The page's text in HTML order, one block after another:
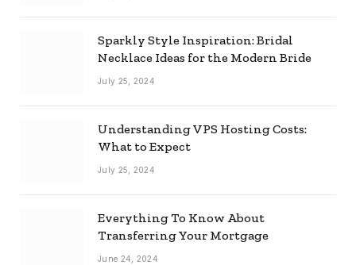
Sparkly Style Inspiration: Bridal
Necklace Ideas for the Modern Bride
July 25, 2024
Understanding VPS Hosting Costs:
What to Expect
July 25, 2024
Everything To Know About
Transferring Your Mortgage
June 24, 2024